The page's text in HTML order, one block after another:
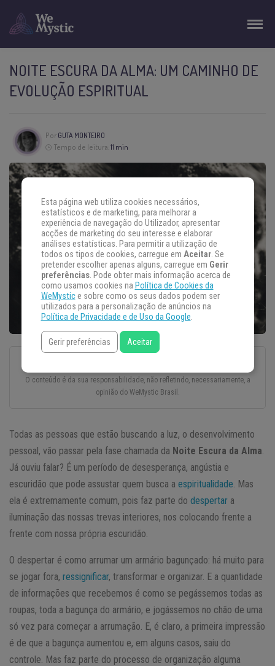
NOITE ESCURA DA ALMA: UM CAMINHO DE
EVOLUÇÃO ESPIRITUAL
Por GUTA MONTEIRO
Tempo de leitura:11 min
Esse texto foi escrito com todo o cuidado e carinho por um autor convidado.
O conteúdo é da sua responsabilidade, não refletindo, necessariamente, a
opinião do WeMystic Brasil.
Todas as pessoas que estão buscando a luz, o desenvolvimento
pessoal, vão passar pela fase chamada da Noite Escura da Alma
Já ouviu falar? É um período de desesperança, angústia e
escuridão que pode assustar quem busca a espiritualidade . Mas
ela é extremamente comum, pois faz parte do despertar a
iluminação das nossas trevas interiores, nos colocando frente a
frente com nossa própria escuridão.
O despertar é como arrumar um armário bagunçado: há muito para
se jogar fora, ressignificar, transformar e organizar. E a quantidade
de informações que recebemos é como se pegássemos todas as
roupas, toda a bagunça do armário, e jogássemos no chão de uma
só vez para começar a arrumação. E, é claro, a primeira impressão
é de que a bagunça aumentou e, em alguns casos, saiu do
controle. Mas faz parte do processo de organização alguma
Esta página web utiliza cookies necessários,
estatísticos e de marketing, para melhorar a
experiência de navegação do Utilizador, apresentar
acções de marketing do seu interesse e elaborar
análises estatísticas. Para permitir a utilização de
todos os tipos de cookies, carregue em Aceitar. Se
pretender escolher apenas alguns, carregue em Gerir
preferências. Pode obter mais informação acerca de
como usamos cookies na Política de Cookies da
WeMystice sobre como os seus dados podem ser
utilizados para a personalização de anúncios na
Política de Privacidade e de Uso da Google.
Gerir preferências Aceitar